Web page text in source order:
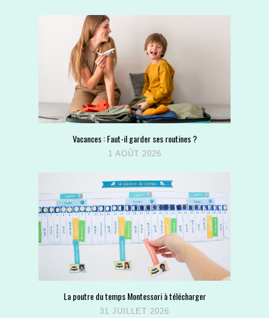
Vacances : Faut-il garder ses routines ?
1 AOÛT 2026
La poutre du temps Montessori à télécharger
31 JUILLET 2026